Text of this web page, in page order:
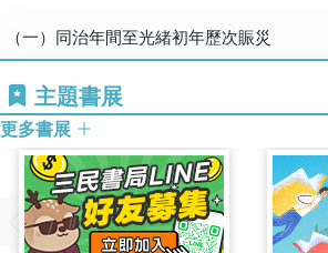
（一）同治年間至光緒初年歷次賑災
（二）光緒三年至五年山西、河南、陝西賑災
以上第一冊
（三）光緒四年至五年直隸河間府賑災
及積穀備荒 第一至第二冊
主題書展
更多書展